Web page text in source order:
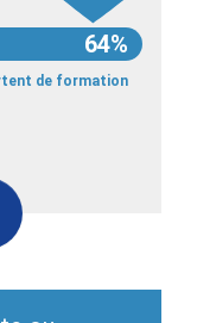
64%
de formation